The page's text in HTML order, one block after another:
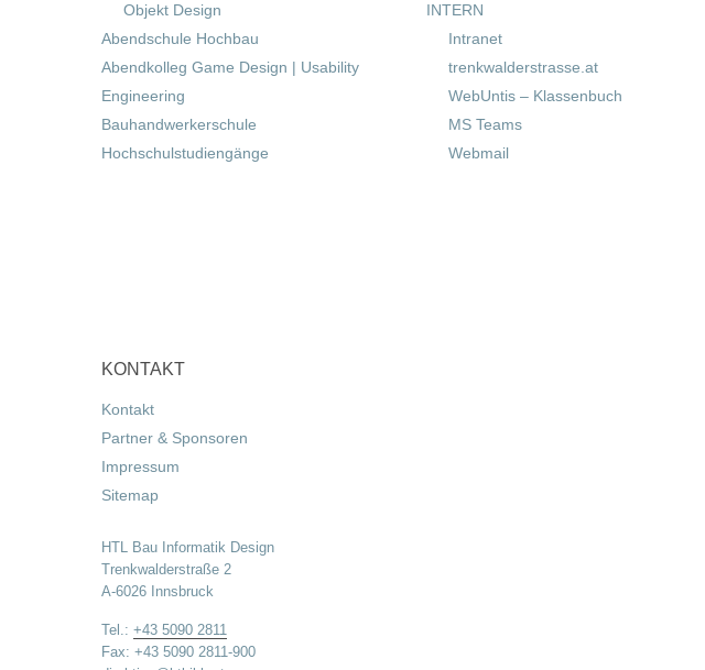
Objekt Design
Abendschule Hochbau
Abendkolleg Game Design | Usability
Engineering
Bauhandwerkerschule
Hochschulstudiengänge
INTERN
Intranet
trenkwalderstrasse.at
WebUntis – Klassenbuch
MS Teams
Webmail
KONTAKT
Kontakt
Partner & Sponsoren
Impressum
Sitemap
HTL Bau Informatik Design
Trenkwalderstraße 2
A-6026 Innsbruck
Tel.: +43 5090 2811
Fax: +43 5090 2811-900